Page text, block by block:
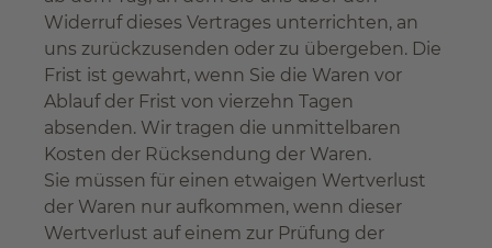
Widerruf dieses Vertrages unterrichten, an
uns zurückzusenden oder zu übergeben. Die
Frist ist gewahrt, wenn Sie die Waren vor
Ablauf der Frist von vierzehn Tagen
absenden. Wir tragen die unmittelbaren
Kosten der Rücksendung der Waren.
Sie müssen für einen etwaigen Wertverlust
der Waren nur aufkommen, wenn dieser
Wertverlust auf einem zur Prüfung der